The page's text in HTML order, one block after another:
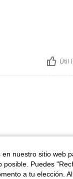
Útil
Útil
nuestro sitio web
Puedes
a tu elección.